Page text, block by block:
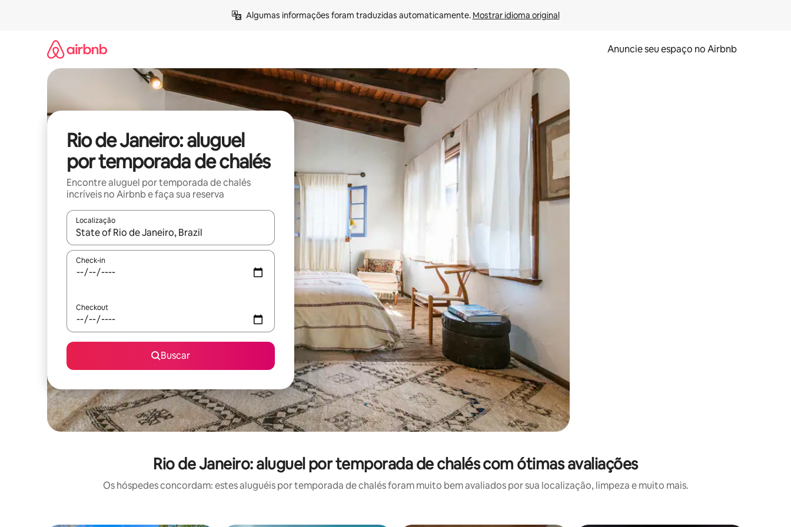
Algumas informações foram traduzidas automaticamente. Mostrar idioma original
Anuncie seu espaço no Airbnb
Rio de Janeiro: aluguel
por temporada de chalés
Encontre aluguel por temporada de chalés
incríveis no Airbnb e faça sua reserva
Localização
Quando os resultados estiverem disponíveis, explore-os usando as seta para cima e para baixo do teclado ou tocando e deslizando o dedo na tela.
Check-in
Checkout
Buscar
Rio de Janeiro: aluguel por temporada de chalés com ótimas avaliações
Os hóspedes concordam: estes aluguéis por temporada de chalés foram muito bem avaliados por sua localização, limpeza e muito mais.